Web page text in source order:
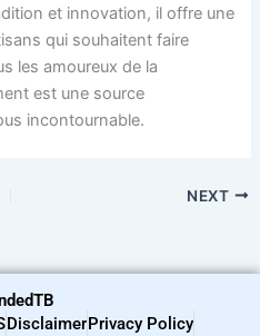
et innovation, il offre une
qui souhaitent faire
les amoureux de la
est une source
incontournable.
NEXT
DisclaimerPrivacy Policy